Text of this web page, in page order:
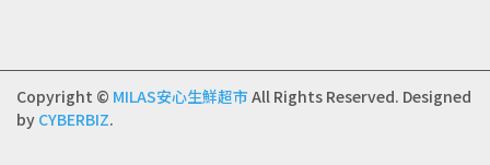
Copyright © MILAS安心生鮮超市 All Rights Reserved. Designed
by CYBERBIZ.